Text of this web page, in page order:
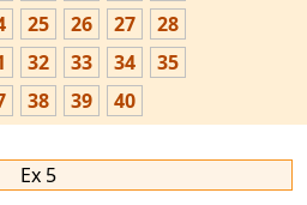
25 26 27
28
32 33 34
35
38 39 40
Ex 5